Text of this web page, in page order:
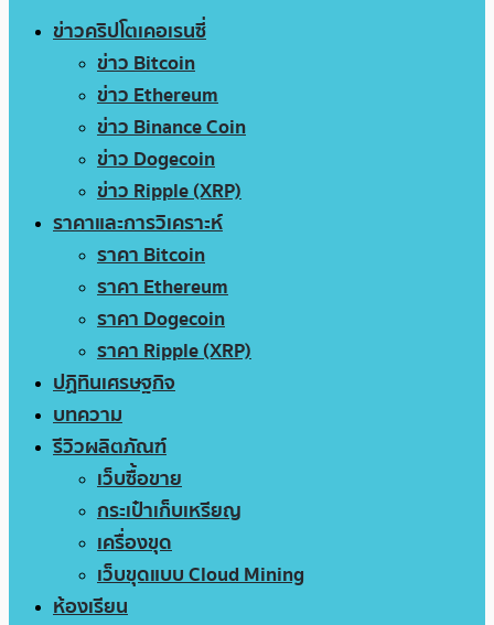
ข่าวคริปโตเคอเรนซี่
ข่าว Bitcoin
ข่าว Ethereum
ข่าว Binance Coin
ข่าว Dogecoin
ข่าว Ripple (XRP)
ราคาและการวิเคราะห์
ราคา Bitcoin
ราคา Ethereum
ราคา Dogecoin
ราคา Ripple (XRP)
ปฏิทินเศรษฐกิจ
บทความ
รีวิวผลิตภัณฑ์
เว็บซื้อขาย
กระเป๋าเก็บเหรียญ
เครื่องขุด
เว็บขุดแบบ Cloud Mining
ห้องเรียน